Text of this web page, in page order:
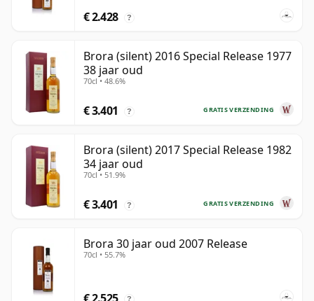
€ 2.428 ?
Brora (silent) 2016 Special Release 1977
38 jaar oud
70cl • 48.6%
GRATIS VERZENDING
€ 3.401 ?
Brora (silent) 2017 Special Release 1982
34 jaar oud
70cl • 51.9%
GRATIS VERZENDING
€ 3.401 ?
Brora 30 jaar oud 2007 Release
70cl • 55.7%
?